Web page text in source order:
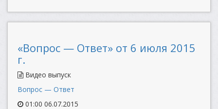
«Вопрос — Ответ» от 6 июля 2015
г.
Видео выпуск
Вопрос — Ответ
01:00 06.07.2015